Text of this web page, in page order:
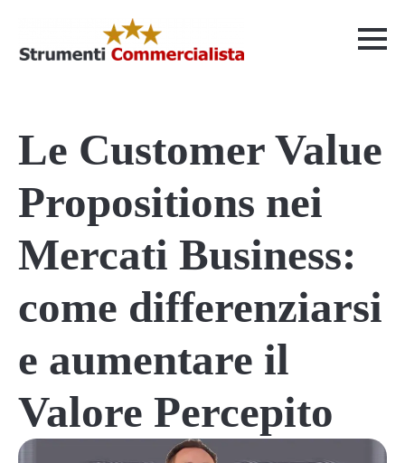
Le Customer Value
Propositions nei
Mercati Business:
come differenziarsi
e aumentare il
Valore Percepito